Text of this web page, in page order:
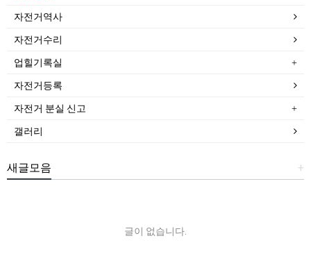
자전거역사
자전거수리
업힐기록실
자전거등록
자전거 분실 신고
갤러리
+
새글모음
글이 없습니다.